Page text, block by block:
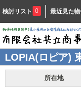
検討リスト 0 最近見た
LOPIA(ロピア)
所在地